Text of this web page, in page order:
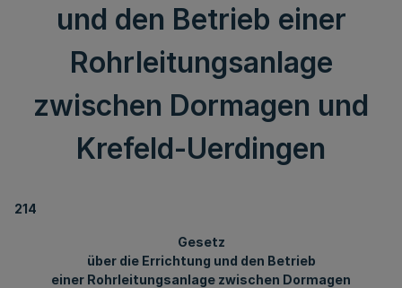
und den Betrieb einer
Rohrleitungsanlage
zwischen Dormagen und
Krefeld-Uerdingen
214
Gesetz
über die Errichtung und den Betrieb
einer Rohrleitungsanlage zwischen Dormagen